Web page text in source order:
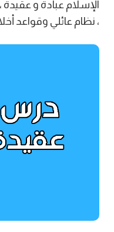
الإسلام عبادة و عقيدة
، نظام عائلي وقواعد